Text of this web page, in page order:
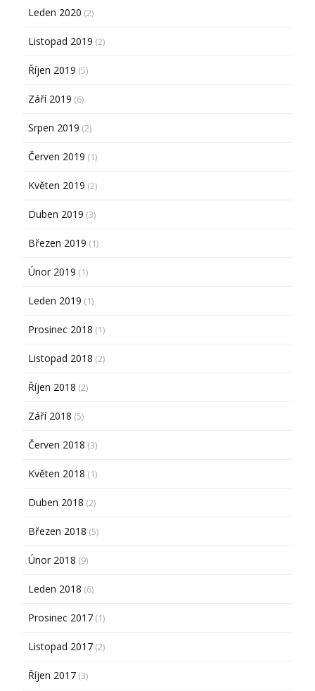
Leden 2020 (2)
Listopad 2019 (2)
Říjen 2019 (5)
Září 2019 (6)
Srpen 2019 (2)
Červen 2019 (1)
Květen 2019 (2)
Duben 2019 (3)
Březen 2019 (1)
Únor 2019 (1)
Leden 2019 (1)
Prosinec 2018 (1)
Listopad 2018 (2)
Říjen 2018 (2)
Září 2018 (5)
Červen 2018 (3)
Květen 2018 (1)
Duben 2018 (2)
Březen 2018 (5)
Únor 2018 (9)
Leden 2018 (6)
Prosinec 2017 (1)
Listopad 2017 (2)
Říjen 2017 (3)